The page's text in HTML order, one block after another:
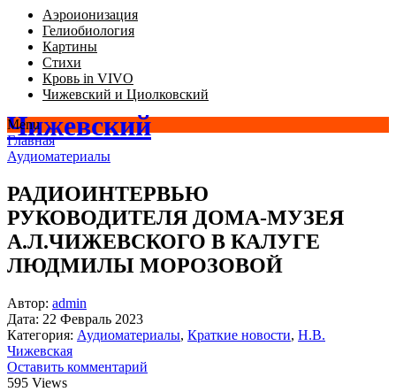
Чижевский
Аэроионизация
Гелиобиология
Картины
Стихи
Кровь in VIVO
Чижевский и Циолковский
Menu
Главная
Аудиоматериалы
РАДИОИНТЕРВЬЮ
РУКОВОДИТЕЛЯ ДОМА-МУЗЕЯ
А.Л.ЧИЖЕВСКОГО В КАЛУГЕ
ЛЮДМИЛЫ МОРОЗОВОЙ
Автор: admin
Дата: 22 Февраль 2023
Категория: Аудиоматериалы, Краткие новости, Н.В.
Чижевская
Оставить комментарий
595 Views